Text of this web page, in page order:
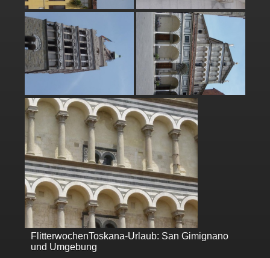
FlitterwochenToskana-Urlaub: San Gimignano
und Umgebung